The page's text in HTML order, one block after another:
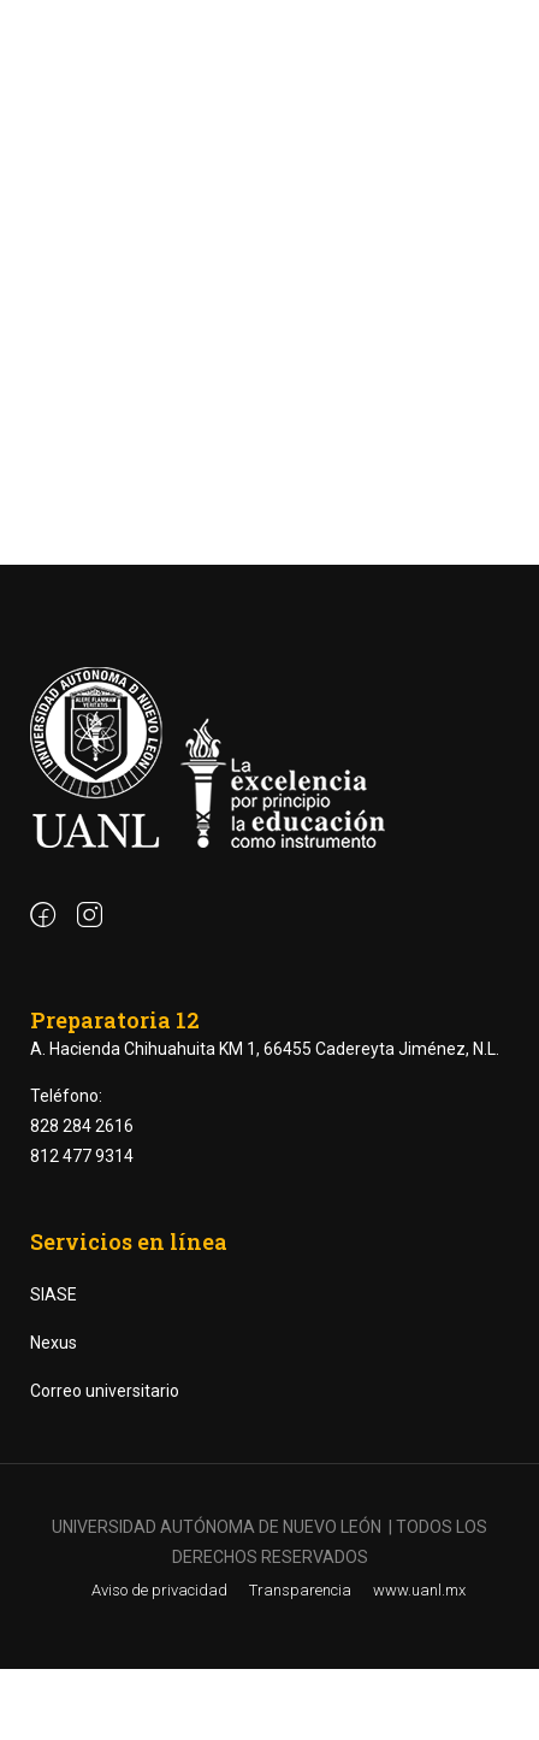
Preparatoria 12
A. Hacienda Chihuahuita KM 1, 66455 Cadereyta Jiménez, N.L.
Teléfono:
828 284 2616
812 477 9314
Servicios en línea
SIASE
Nexus
Correo universitario
UNIVERSIDAD AUTÓNOMA DE NUEVO LEÓN | TODOS LOS
DERECHOS RESERVADOS
Aviso de privacidad Transparencia www.uanl.mx